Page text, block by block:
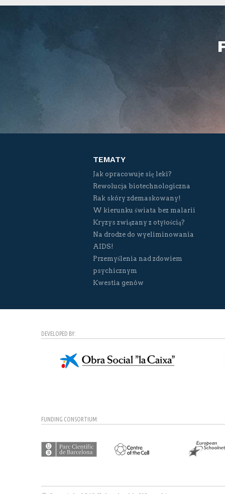
TEMATY
Jak opracowuje się leki?
Rewolucja biotechnologiczna
Rak skóry zdemaskowany!
W kierunku świata bez malarii
Kryzys związany z otyłością?
Na drodze do wyeliminowania
AIDS!
Przemyślenia nad zdowiem
psychicznym
Kwestia genów
DEVELOPED BY:
FUNDING CONSORTIUM: